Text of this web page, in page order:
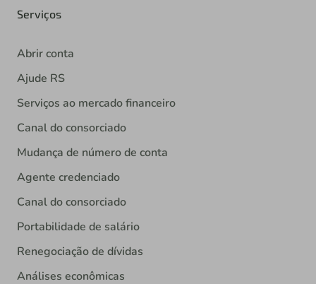
Serviços
Abrir conta
Ajude RS
Serviços ao mercado financeiro
Canal do consorciado
Mudança de número de conta
Agente credenciado
Canal do consorciado
Portabilidade de salário
Renegociação de dívidas
Análises econômicas